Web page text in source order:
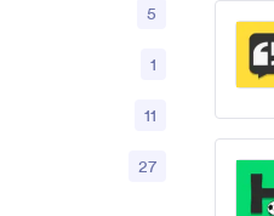
5
1
11
27